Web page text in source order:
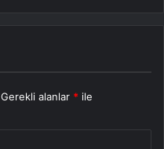
Gerekli alanlar * ile